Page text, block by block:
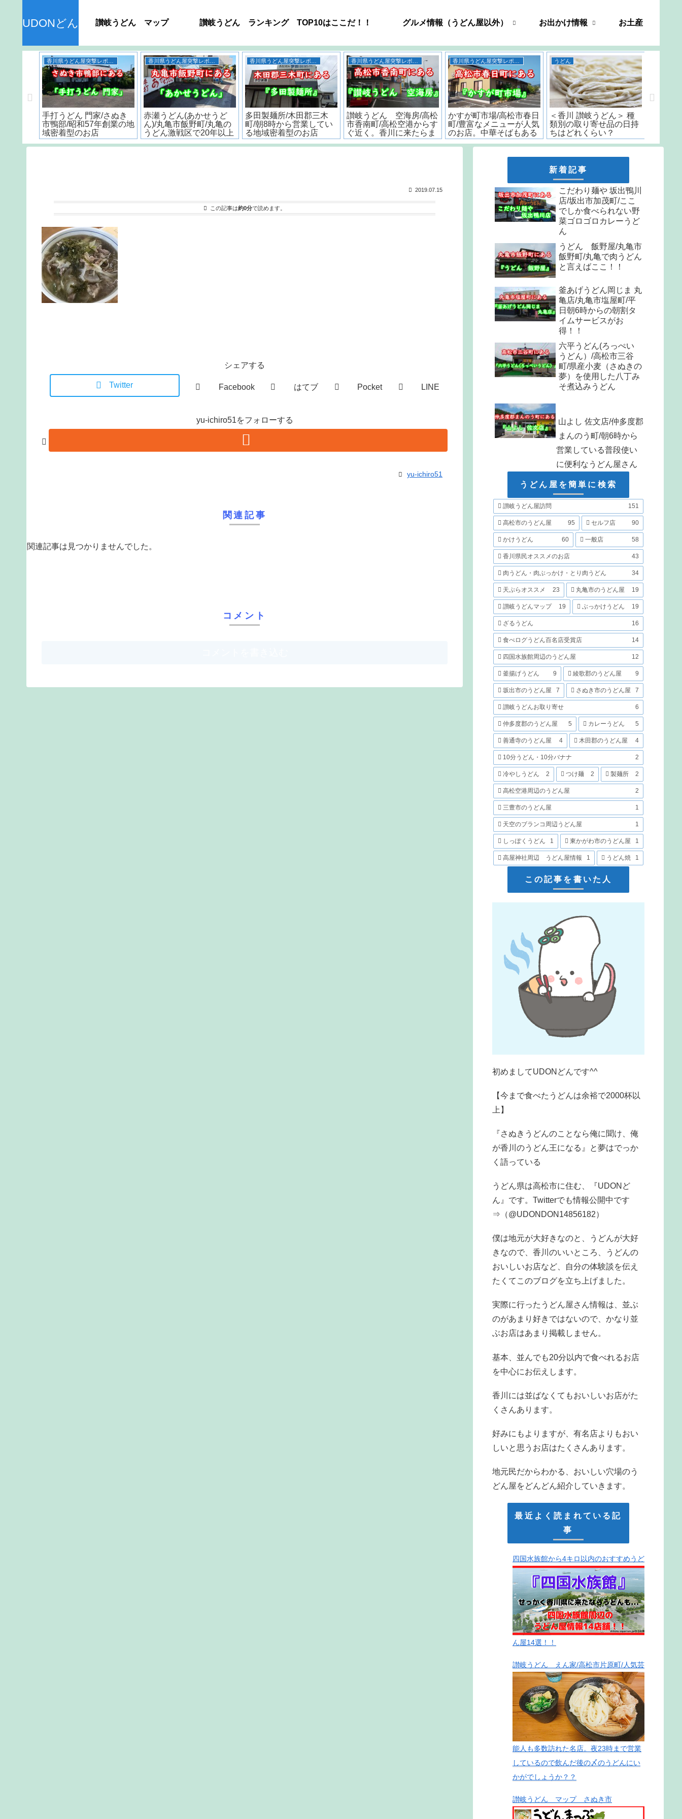
UDONどん 讃岐うどん マップ 讃岐うどん ランキング TOP10はここだ！！ グルメ情報（うどん屋以外） お出かけ情報 お土産
うどん
＜香川うどん屋＞おすす
め製麺所4店の紹介
香川県のおすすめスポット
丸亀城のスタンプラリー
は最後に感動が訪れる!!
うどん
高松空港周辺のうどん屋
おすすめ12選！！全店舗
6㎞以内で超有名店もあ
るよ。
うどん
<香川・讃岐流>おいしい
うどんだしの作り方とポ
イント
香川県うどん屋突撃レポート
善や/高松市新田町/創業
から33年続く屋島の名店
のうどんは間違いない..
うどん
五右衛門 うどん 香川/
「日本一うまいカレーう
どん」と言われた名店の
味をお取り寄せ
天ぷら
2019.07.15
この記事は約0分で読めます。
シェアする
Twitter Facebook はてブ Pocket LINE
yu-ichiro51をフォローする
yu-ichiro51
関連記事
関連記事は見つかりませんでした。
コメント
新着記事
こだわり麺や 坂出鴨川
店/坂出市加茂町/ここ
でしか食べられない野
菜ゴロゴロカレーうど
ん
うどん 飯野屋/丸亀市
飯野町/丸亀で肉うどん
と言えばここ！！
釜あげうどん岡じま 丸
亀店/丸亀市塩屋町/平
日朝6時からの朝割タ
イムサービスがお
得！！
六平うどん(ろっぺい
うどん）/高松市三谷
町/県産小麦（さぬきの
夢）を使用した八丁み
そ煮込みうどん
山よし 佐文店/仲多度郡
まんのう町/朝6時から
営業している普段使い
に便利なうどん屋さん
うどん屋を簡単に検索
讃岐うどん屋訪問 151
高松市のうどん屋 95 セルフ店 90
かけうどん 60 一般店 58
香川県民オススメのお店 43
肉うどん・肉ぶっかけ・とり肉うどん 34
天ぷらオススメ 23 丸亀市のうどん屋 19
讃岐うどんマップ 19 ぶっかけうどん 19
ざるうどん 16
食べログうどん百名店受賞店 14
四国水族館周辺のうどん屋 12
釜揚げうどん 9 綾歌郡のうどん屋 9
坂出市のうどん屋 7 さぬき市のうどん屋 7
讃岐うどんお取り寄せ 6
仲多度郡のうどん屋 5 カレーうどん 5
善通寺のうどん屋 4 木田郡のうどん屋 4
10分うどん・10分バナナ 2
冷やしうどん 2 つけ麺 2 製麺所 2
高松空港周辺のうどん屋 2
三豊市のうどん屋 1
天空のブランコ周辺うどん屋 1
しっぽくうどん 1 東かがわ市のうどん屋 1
高屋神社周辺 うどん屋情報 1 うどん焼 1
この記事を書いた人
初めましてUDONどんです^^
【今まで食べたうどんは余裕で2000杯以
上】
『さぬきうどんのことなら俺に聞け、俺
が香川のうどん王になる』と夢はでっか
く語っている
うどん県は高松市に住む、『UDONど
ん』です。Twitterでも情報公開中です
⇒（@UDONDON14856182）
僕は地元が大好きなのと、うどんが大好
きなので、香川のいいところ、うどんの
おいしいお店など、自分の体験談を伝え
たくてこのブログを立ち上げました。
実際に行ったうどん屋さん情報は、並ぶ
のがあまり好きではないので、かなり並
ぶお店はあまり掲載しません。
基本、並んでも20分以内で食べれるお店
を中心にお伝えします。
香川には並ばなくてもおいしいお店がた
くさんあります。
好みにもよりますが、有名店よりもおい
しいと思うお店はたくさんあります。
地元民だからわかる、おいしい穴場のう
どん屋をどんどん紹介していきます。
最近よく読まれている記
事
四国水族館から4キロ以内のおすすめうど
ん屋14選！！
讃岐うどん えん家/高松市片原町/人気芸
能人も多数訪れた名店。夜23時まで営業
しているので飲んだ後の〆のうどんにい
かがでしょうか？？
讃岐うどん マップ さぬき市